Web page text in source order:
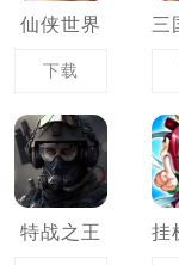
仙侠世界
下载
特战之王